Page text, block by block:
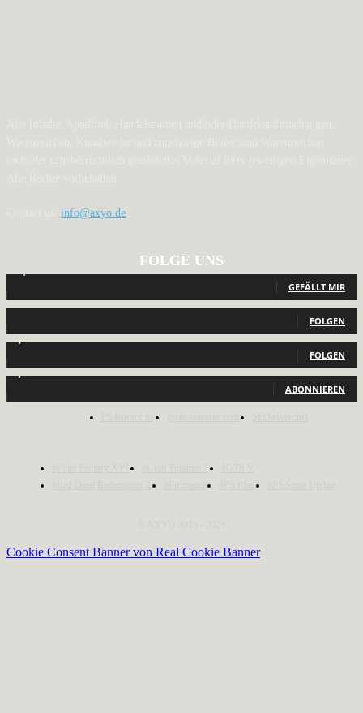
info@axyo.de
FOLGE UNS
GEFÄLLT MIR
440 Follower
FOLGEN
2,040 Follower
FOLGEN
1,150 Abonnenten
ABONNIEREN
Cookie Consent Banner von Real Cookie Banner